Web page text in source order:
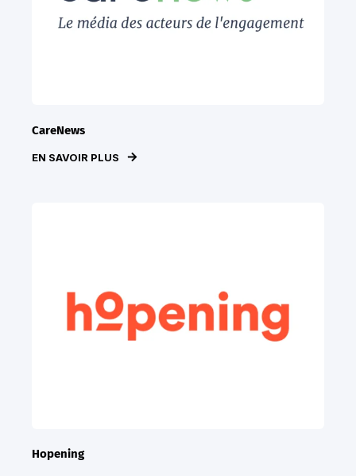
CareNews
EN SAVOIR PLUS
Hopening